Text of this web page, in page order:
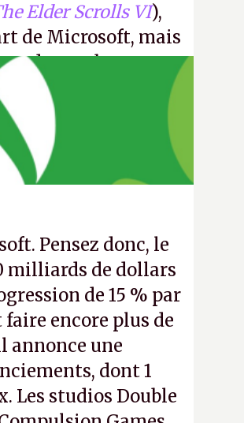
Elder Scrolls VI),
de Microsoft, mais
de nombreux
Pensez donc, le
milliards de dollars
de 15 % par
encore plus de
annonce une
dont 1
Les studios Double